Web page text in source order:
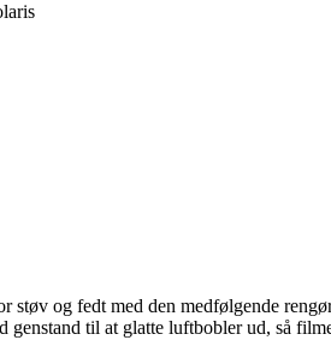
og fedt med den medfølgende
til at glatte luftbobler ud, så